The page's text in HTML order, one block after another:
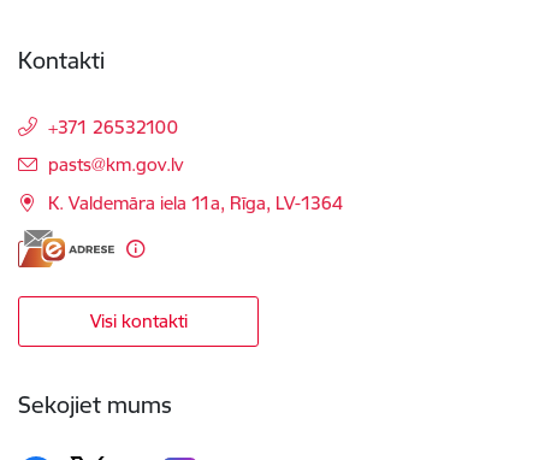
Kontakti
+371 26532100
E-pasts:
pasts@km.gov.lv
K. Valdemāra iela 11a, Rīga, LV-1364
Visi kontakti
Sekojiet mums